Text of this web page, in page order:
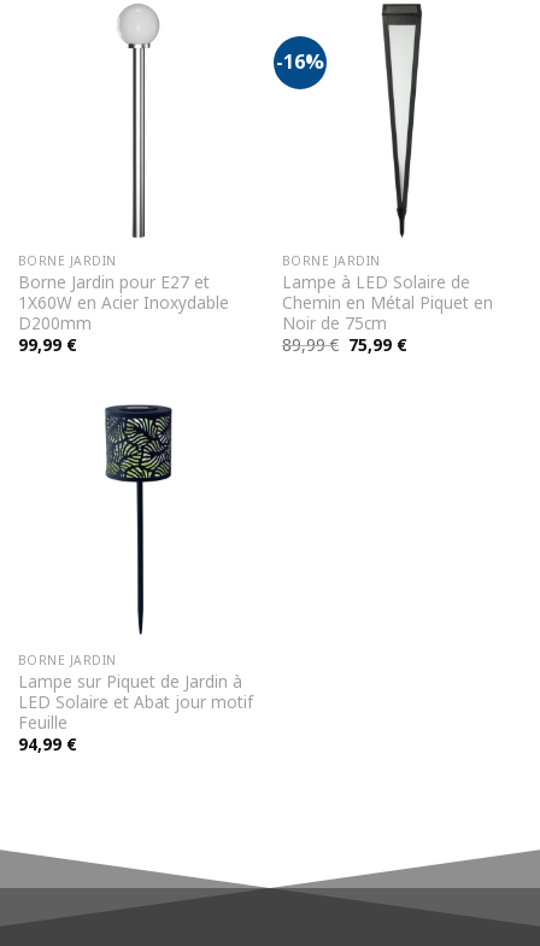
BORNE JARDIN
Borne Jardin pour E27 et
1X60W en Acier Inoxydable
D200mm
99,99 €
-16%
BORNE JARDIN
Lampe à LED Solaire de
Chemin en Métal Piquet en
Noir de 75cm
89,99€ Le
prix
75,99 €Le
BORNE JARDIN
Lampe sur Piquet de Jardin à
LED Solaire et Abat jour motif
Feuille
94,99 €